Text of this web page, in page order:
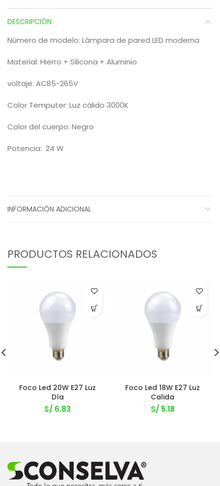
DESCRIPCIÓN
Número de modelo: Lámpara de pared LED moderna
Material: Hierro + Silicona + Aluminio
voltaje: AC85-265V
Color Temputer: Luz cálido 3000K
Color del cuerpo: Negro
Potencia: 24 W
INFORMACIÓN ADICIONAL
PRODUCTOS RELACIONADOS
Foco Led 20W E27 Luz
Día
S/ 6.83
Foco Led 18W E27 Luz
Calida
S/5.18